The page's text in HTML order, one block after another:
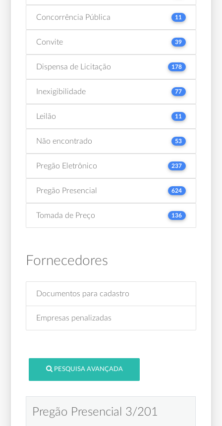
Concorrência Pública 11
Convite 39
Dispensa de Licitação 178
Inexigibilidade 77
Leilão 11
Não encontrado 53
Pregão Eletrônico 237
Pregão Presencial 624
Tomada de Preço 136
Fornecedores
Documentos para cadastro
Empresas penalizadas
PESQUISA AVANÇADA
Pregão Presencial 3/201